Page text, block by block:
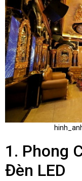
1. Phong
Đèn LED